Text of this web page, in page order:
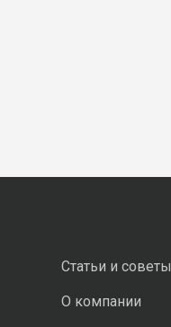
Статьи и советы
О компании